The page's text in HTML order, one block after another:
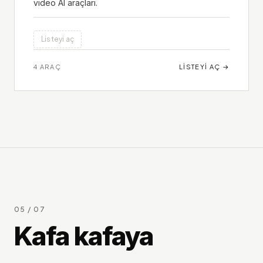
video AI araçları.
Listeyi aç
4 ARAÇ LISTEYI AÇ →
05 / 07
Kafa kafaya